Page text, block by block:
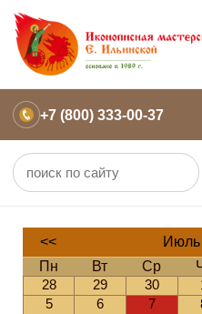
+7 (800) 333-00-37
<< Июль
Пн
Вт Ср
28
29 30
5
6 7